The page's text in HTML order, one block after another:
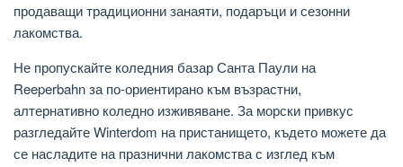
продаващи традиционни занаяти, подаръци и сезонни
лакомства.
Не пропускайте коледния базар Санта Паули на
Reeperbahn за по-ориентирано към възрастни,
алтернативно коледно изживяване. За морски привкус
разгледайте Winterdom на пристанището, където можете да
се насладите на празнични лакомства с изглед към